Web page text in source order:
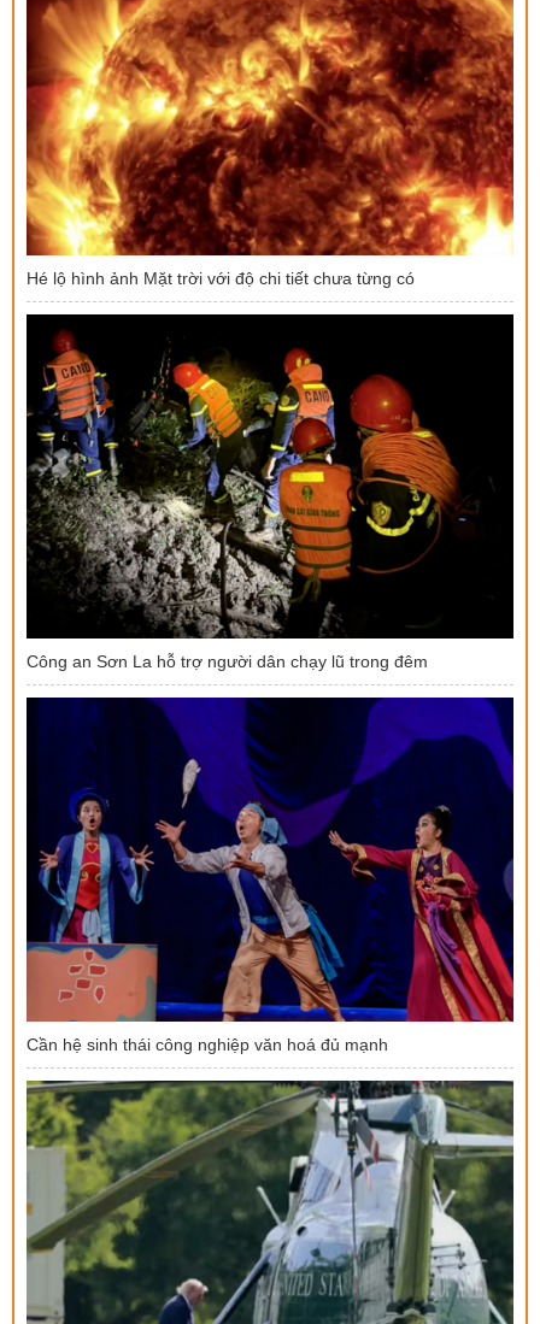
Hé lộ hình ảnh Mặt trời với độ chi tiết chưa từng có
Công an Sơn La hỗ trợ người dân chạy lũ trong đêm
Cần hệ sinh thái công nghiệp văn hoá đủ mạnh